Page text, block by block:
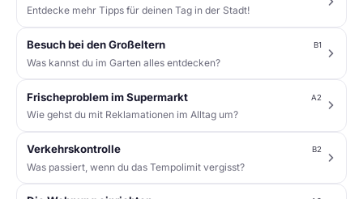
Entdecke mehr Tipps für deinen Tag in der Stadt!
Besuch bei den Großeltern B1
Was kannst du im Garten alles entdecken?
Frischeproblem im Supermarkt A2
Wie gehst du mit Reklamationen im Alltag um?
Verkehrskontrolle B2
Was passiert, wenn du das Tempolimit vergisst?